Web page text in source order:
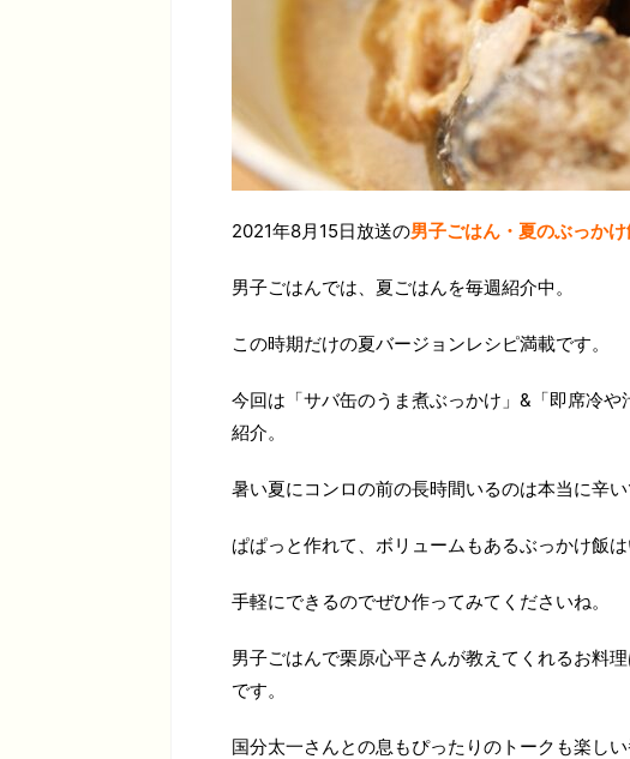
2021年8月15日放送の男子ごはん・夏のぶっか
男子ごはんでは、夏ごはんを毎週紹介中。
この時期だけの夏バージョンレシピ満載です。
今回は「サバ缶のうま煮ぶっかけ」&「即席冷
紹介。
暑い夏にコンロの前の長時間いるのは本当に辛い
ぱぱっと作れて、ボリュームもあるぶっかけ飯は
手軽にできるのでぜひ作ってみてくださいね。
男子ごはんで栗原心平さんが教えてくれるお料
です。
国分太一さんとの息もぴったりのトークも楽しい